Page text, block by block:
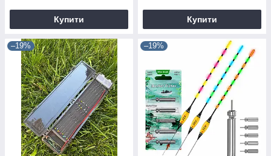
Купити Купити
–19% –19%